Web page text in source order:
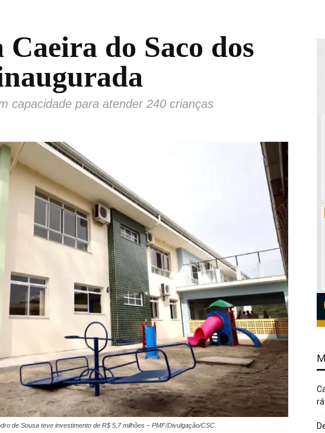
Caeira do Saco dos
capacidade para atender 240 crianças
de Sousa teve investimento de R$ 5,7 milhões – PMF/Divulgação/CSC